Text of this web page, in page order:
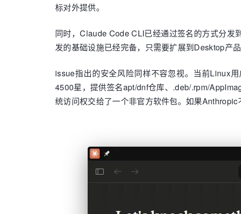
标对外提供。
同时，Claude Code CLI已经通过签名的方式分
发的基础设施已经完备，只需要扩展到Desktop产品
issue指出的安全风险同样不容忽视。当前Linux
4500星，提供签名apt/dnf仓库、.deb/.rpm/
统访问权交给了一个非官方软件包。如果